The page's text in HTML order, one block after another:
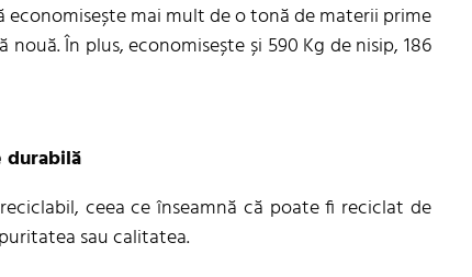
economisește mai mult de o tonă de materii prime
În plus, economisește și 590 Kg de nisip, 186
durabilă
ceea ce înseamnă că poate fi reciclat de
sau calitatea.